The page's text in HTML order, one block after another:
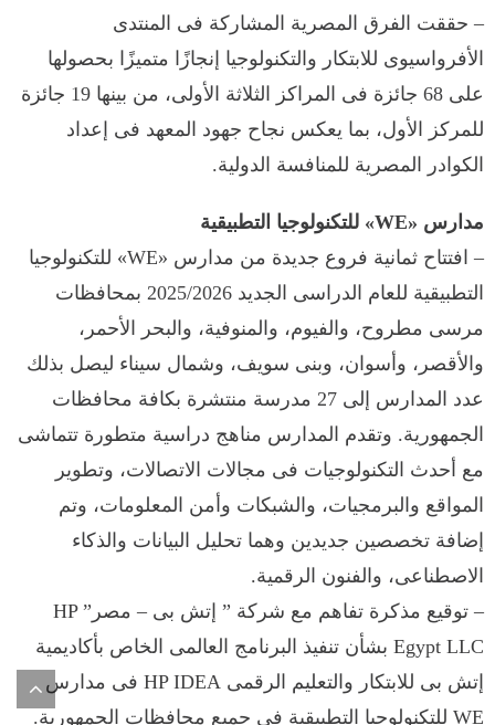
– حققت الفرق المصرية المشاركة فى المنتدى
الأفرواسيوى للابتكار والتكنولوجيا إنجازًا متميزًا بحصولها
على 68 جائزة فى المراكز الثلاثة الأولى، من بينها 19 جائزة
للمركز الأول، بما يعكس نجاح جهود المعهد فى إعداد
الكوادر المصرية للمنافسة الدولية.
مدارس «WE» للتكنولوجيا التطبيقية
– افتتاح ثمانية فروع جديدة من مدارس «WE» للتكنولوجيا
التطبيقية للعام الدراسى الجديد 2025/2026 بمحافظات
مرسى مطروح، والفيوم، والمنوفية، والبحر الأحمر،
والأقصر، وأسوان، وبنى سويف، وشمال سيناء ليصل بذلك
عدد المدارس إلى 27 مدرسة منتشرة بكافة محافظات
الجمهورية. وتقدم المدارس مناهج دراسية متطورة تتماشى
مع أحدث التكنولوجيات فى مجالات الاتصالات، وتطوير
المواقع والبرمجيات، والشبكات وأمن المعلومات، وتم
إضافة تخصصين جديدين وهما تحليل البيانات والذكاء
الاصطناعى، والفنون الرقمية.
– توقيع مذكرة تفاهم مع شركة ” إتش بى – مصر” HP
Egypt LLC بشأن تنفيذ البرنامج العالمى الخاص بأكاديمية
إتش بى للابتكار والتعليم الرقمى HP IDEA فى مدارس
WE للتكنولوجيا التطبيقية فى جميع محافظات الجمهورية.